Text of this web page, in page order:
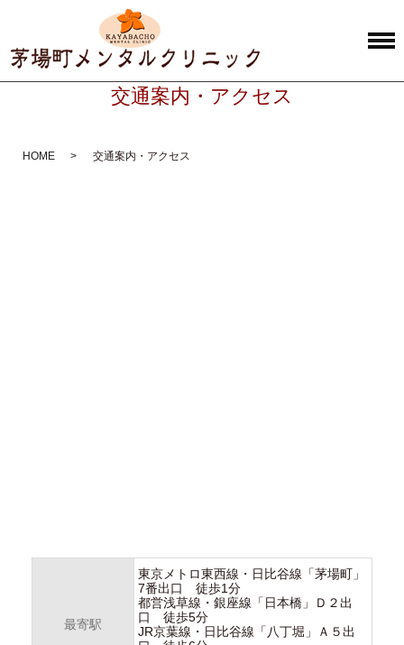
交通案内・アクセス
HOME 交通案内・アクセス
最寄駅
東京メトロ東西線・日比谷線「茅場町」
7番出口 徒歩1分
都営浅草線・銀座線「日本橋」Ｄ２出
口 徒歩5分
JR京葉線・日比谷線「八丁堀」Ａ５出